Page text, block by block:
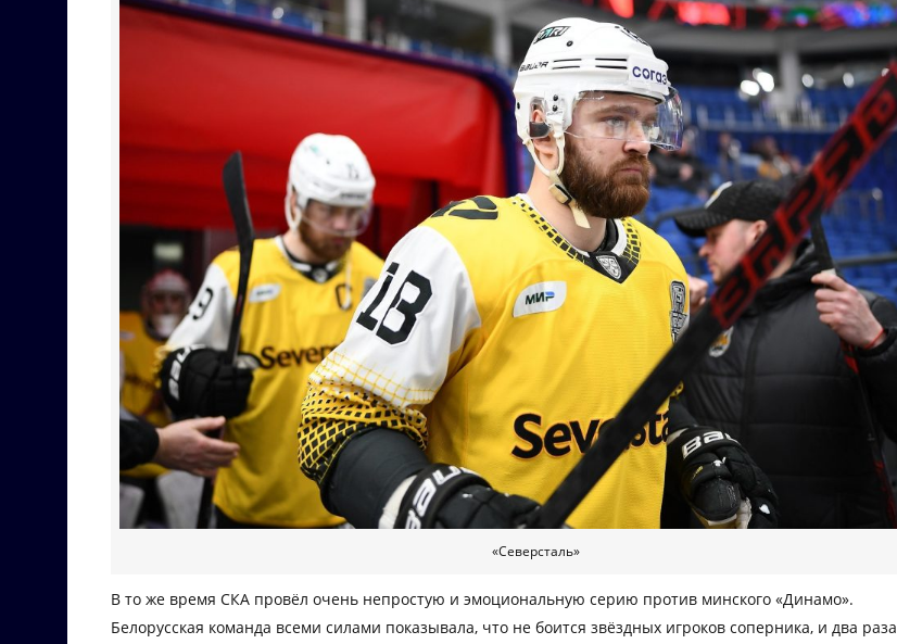
«Северсталь»
В то же время СКА провёл очень непростую и эмоциональную серию против минского «Динамо».
Белорусская команда всеми силами показывала, что не боится звёздных игроков соперника, и два раза